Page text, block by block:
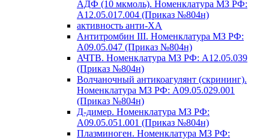
АДФ (10 мкмоль). Номенклатура МЗ РФ:
A12.05.017.004 (Приказ №804н)
активность анти-ХА
Антитромбин III. Номенклатура МЗ РФ:
A09.05.047 (Приказ №804н)
АЧТВ. Номенклатура МЗ РФ: A12.05.039
(Приказ №804н)
Волчаночный антикоагулянт (скрининг).
Номенклатура МЗ РФ: A09.05.029.001
(Приказ №804н)
Д-димер. Номенклатура МЗ РФ:
A09.05.051.001 (Приказ №804н)
Плазминоген. Номенклатура МЗ РФ: